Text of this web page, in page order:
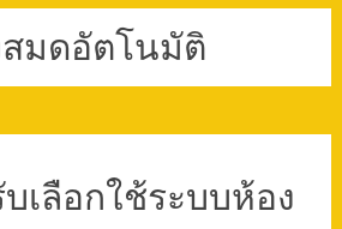
มดอัตโนมัติ
เลือกใช้ระบบห้อง